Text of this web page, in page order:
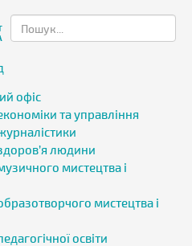
офіс
та управління
людини
мистецтва і
мистецтва і
освіти